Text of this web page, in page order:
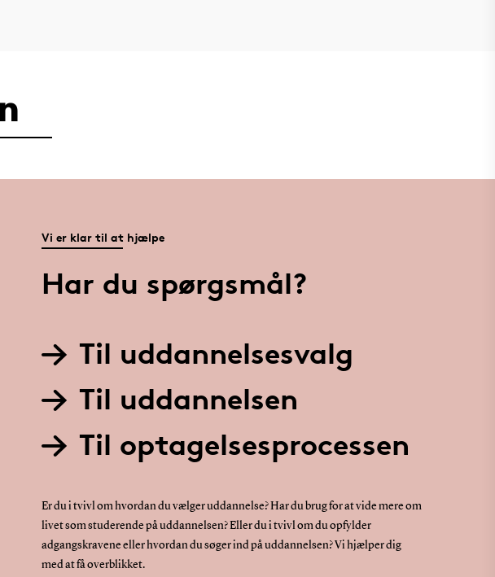
Vi er klar til at hjælpe
Har du spørgsmål?
Til uddannelsesvalg
Til uddannelsen
Til optagelsesprocessen
Er du i tvivl om hvordan du vælger uddannelse? Har du brug for at vide mere om
livet som studerende på uddannelsen? Eller du i tvivl om du opfylder
adgangskravene eller hvordan du søger ind på uddannelsen? Vi hjælper dig
med at få overblikket.